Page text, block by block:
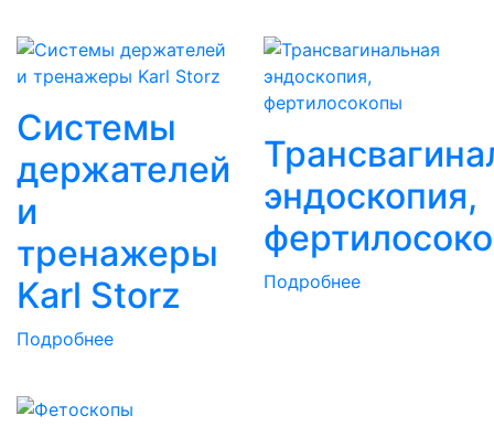
Системы
держателей
и
тренажеры
Karl Storz
Подробнее
эндоскопия,
Подробнее